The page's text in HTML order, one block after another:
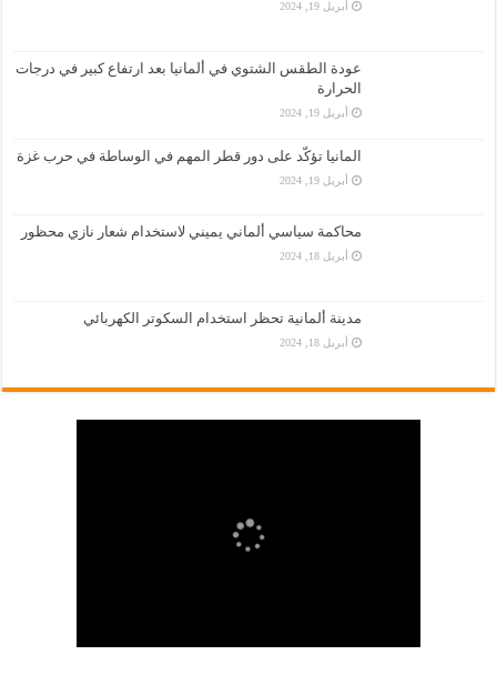
أبريل 19, 2024
عودة الطقس الشتوي في ألمانيا بعد ارتفاع كبير في درجات
الحرارة
أبريل 19, 2024
المانيا تؤكّد على دور قطر المهم في الوساطة في حرب غزة
أبريل 19, 2024
محاكمة سياسي ألماني يميني لاستخدام شعار نازي محظور
أبريل 18, 2024
مدينة ألمانية تحظر استخدام السكوتر الكهربائي
أبريل 18, 2024